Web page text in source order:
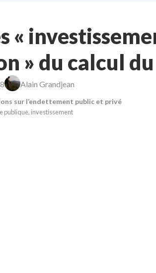
«
» du calcul
Alain Grandjean
sur l’endettement public et privé
publique, investissement